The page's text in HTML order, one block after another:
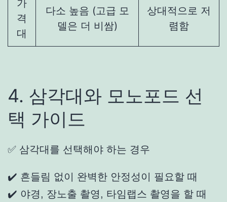
가
격
대
다소 높음 (고급 모
델은 더 비쌈)
상대적으로 저
렴함
4. 삼각대와 모노포드 선
택 가이드
✅ 삼각대를 선택해야 하는 경우
✔️ 흔들림 없이 완벽한 안정성이 필요할 때
✔️ 야경, 장노출 촬영, 타임랩스 촬영을 할 때